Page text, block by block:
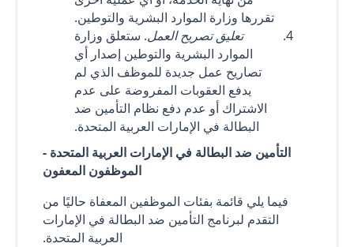
تقررها وزارة الموارد البشرية والتوطين.
تعليق تصريح العمل. ستعلق وزارة
الموارد البشرية والتوطين إصدار أي
تصاريح عمل جديدة للموظف الذي لم
يدفع العقوبات المفروضة على عدم
الاشتراك أو عدم دفع نظام التأمين ضد
البطالة في الإمارات العربية المتحدة.
التأمين ضد البطالة في الإمارات العربية المتحدة -
الموظفون المعفون
فيما يلي قائمة بفئات الموظفين المعفاة حاليًا من
التقدم لبرنامج التأمين ضد البطالة في الإمارات
العربية المتحدة.